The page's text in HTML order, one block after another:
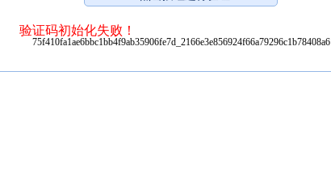
验证码初始化失败！
75f410fa1ae6bbc1bb4f9ab35906fe7d_2166e3e856924f66a79296c1b78408a6